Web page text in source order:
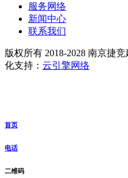
服务网络
新闻中心
联系我们
版权所有 2018-2028 南京捷
化支持： 云引擎网络
首页
电话
二维码